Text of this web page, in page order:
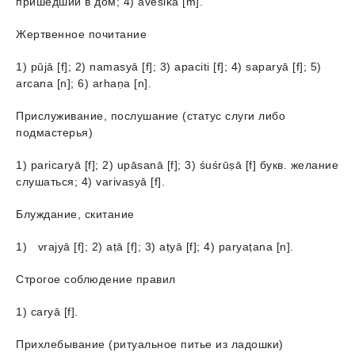
Жертвенное почитание
1) pūjā [f]; 2) namasyā [f]; 3) аpaciti [f]; 4) saparyā [f]; 5)
аrcаna [n]; 6) аrhaṇа [n].
Прислуживание, послушание (статус слуги либо
подмастерья)
1) paricaryā [f]; 2) upāsanā [f]; 3) śuśrūṣā [f] букв. желание
слушаться; 4) varivasyā [f].
Блуждание, скитание
1) vrajyā [f]; 2) аṭā [f]; 3) аṭyā [f]; 4) paryaṭana [n].
Строгое соблюдение правил
1) caryā [f].
Прихлебывание (ритуальное питье из ладошки)